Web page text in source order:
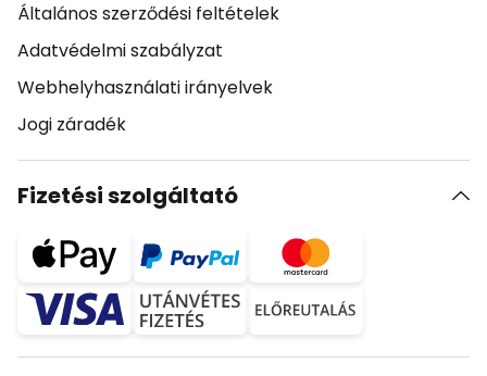
Általános szerződési feltételek
Adatvédelmi szabályzat
Webhelyhasználati irányelvek
Jogi záradék
Fizetési szolgáltató